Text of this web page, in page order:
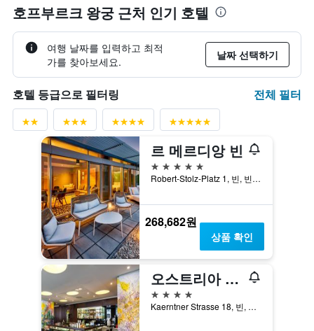
호프부르크 왕궁 근처 인기 호텔
여행 날짜를 입력하고 최적
가를 찾아보세요.
날짜 선택하기
호텔 등급으로 필터링 전체 필터
르 메르디앙 빈
5성급
Robert-Stolz-Platz 1, 빈, 빈, 오스트리아
268,682원
상품 확인
오스트리아 트렌드 호텔 유로파 빈
4성급
Kaerntner Strasse 18, 빈, 빈, 오스트리아